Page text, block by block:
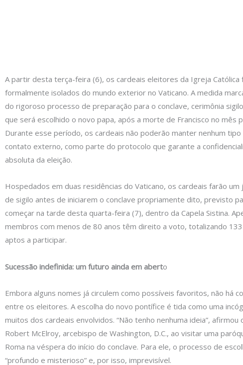
A partir desta terça-feira (6), os cardeais eleitores da Igreja Católica
formalmente isolados do mundo exterior no Vaticano. A medida
do rigoroso processo de preparação para o conclave, cerimônia
que será escolhido o novo papa, após a morte de Francisco no mês
Durante esse período, os cardeais não poderão manter nenhum tipo
contato externo, como parte do protocolo que garante a
absoluta da eleição.
Hospedados em duas residências do Vaticano, os cardeais farão um
de sigilo antes de iniciarem o conclave propriamente dito, previsto
começar na tarde desta quarta-feira (7), dentro da Capela Sistina.
membros com menos de 80 anos têm direito a voto, totalizando
aptos a participar.
Sucessão indefinida: um futuro ainda em aberto
Embora alguns nomes já circulem como possíveis favoritos, não há
entre os eleitores. A escolha do novo pontífice é tida como uma
muitos dos cardeais envolvidos. “Não tenho nenhuma ideia”, afirmou
Robert McElroy, arcebispo de Washington, D.C., ao visitar uma
Roma na véspera do início do conclave. Para ele, o processo de
“profundo e misterioso” e, por isso, imprevisível.